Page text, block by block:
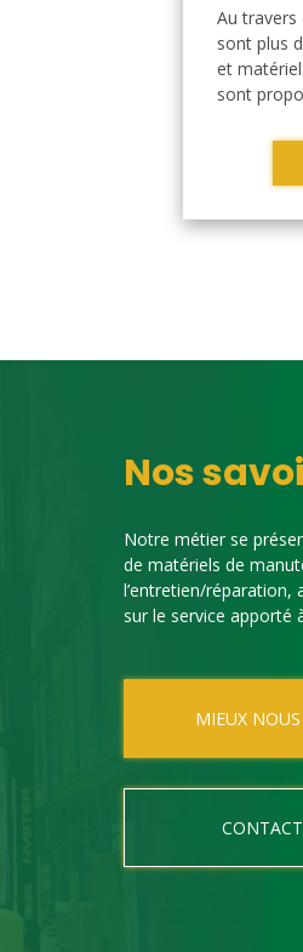
Au travers
sont plus
et
sont
Nos
Notre métier se
de matériels de
l’entretien/réparation,
sur le service apporté
MIEUX